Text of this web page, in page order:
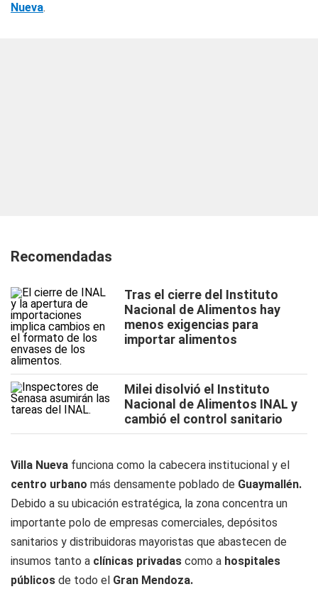
Nueva.
Recomendadas
Tras el cierre del Instituto
Nacional de Alimentos hay
menos exigencias para
importar alimentos
Milei disolvió el Instituto
Nacional de Alimentos INAL y
cambió el control sanitario
Villa Nueva funciona como la cabecera institucional y el
centro urbano más densamente poblado de Guaymallén.
Debido a su ubicación estratégica, la zona concentra un
importante polo de empresas comerciales, depósitos
sanitarios y distribuidoras mayoristas que abastecen de
insumos tanto a clínicas privadas como a hospitales
públicos de todo el Gran Mendoza.